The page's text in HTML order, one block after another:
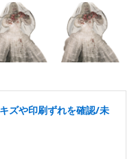
ズや印刷ずれを確認/未